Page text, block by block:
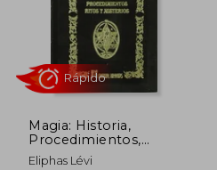
Magia: Historia,
Procedimientos,
Ritos y Misterios
Eliphas Lévi